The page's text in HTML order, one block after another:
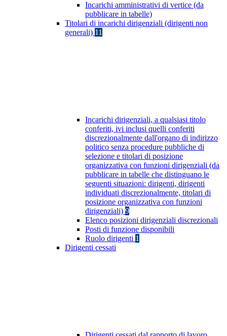
Incarichi amministrativi di vertice (da
pubblicare in tabelle)
Titolari di incarichi dirigenziali (dirigenti non
generali) 11
Incarichi dirigenziali, a qualsiasi titolo
conferiti, ivi inclusi quelli conferiti
discrezionalmente dall'organo di indirizzo
politico senza procedure pubbliche di
selezione e titolari di posizione
organizzativa con funzioni dirigenziali (da
pubblicare in tabelle che distinguano le
seguenti situazioni: dirigenti, dirigenti
individuati discrezionalmente, titolari di
posizione organizzativa con funzioni
dirigenziali) 9
Elenco posizioni dirigenziali discrezionali
Posti di funzione disponibili
Ruolo dirigenti 1
Dirigenti cessati